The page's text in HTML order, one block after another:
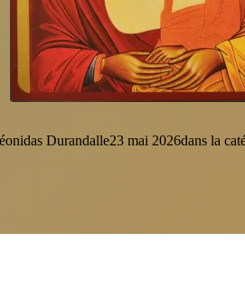
Durandalle23 mai 2026dans la